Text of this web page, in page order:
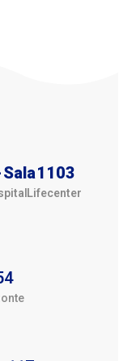
1103
Lifecenter